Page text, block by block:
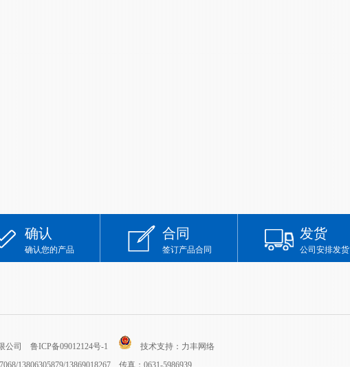
确认
确认您的产品
合同
签订产品合同
发货
公司安排发货
公司 鲁ICP备09012124号-1 技术支持： 力丰网络
13806305879/13869018267 传真：0631-5986939